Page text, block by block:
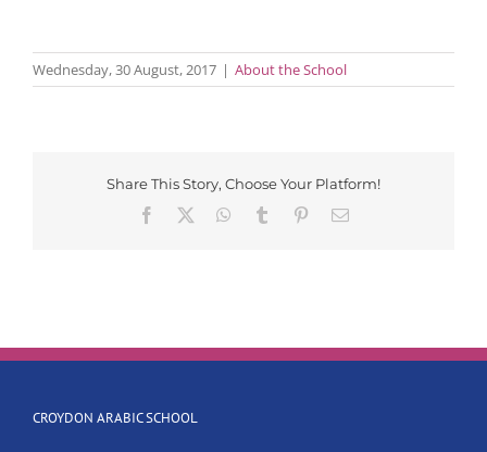
Wednesday, 30 August, 2017 | About the School
Share This Story, Choose Your Platform!
Facebook
WhatsApp
Tumblr PinterestEmail
CROYDON ARABIC SCHOOL